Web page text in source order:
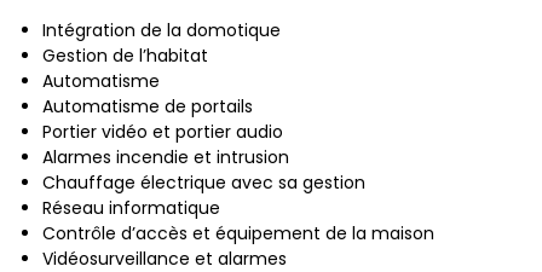
Intégration de la domotique
Gestion de l’habitat
Automatisme
Automatisme de portails
Portier vidéo et portier audio
Alarmes incendie et intrusion
Chauffage électrique avec sa gestion
Réseau informatique
Contrôle d’accès et équipement de la maison
Vidéosurveillance et alarmes